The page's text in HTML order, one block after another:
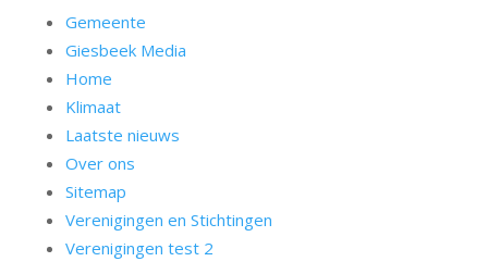
Gemeente
Giesbeek Media
Home
Klimaat
Laatste nieuws
Over ons
Sitemap
Verenigingen en Stichtingen
Verenigingen test 2